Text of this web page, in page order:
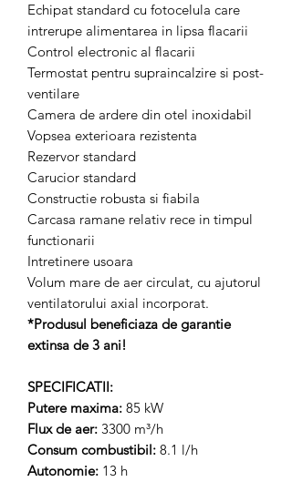
Echipat standard cu fotocelula care
intrerupe alimentarea in lipsa flacarii
Control electronic al flacarii
Termostat pentru supraincalzire si post-
ventilare
Camera de ardere din otel inoxidabil
Vopsea exterioara rezistenta
Rezervor standard
Carucior standard
Constructie robusta si fiabila
Carcasa ramane relativ rece in timpul
functionarii
Intretinere usoara
Volum mare de aer circulat, cu ajutorul
ventilatorului axial incorporat.
*Produsul beneficiaza de garantie
extinsa de 3 ani!
SPECIFICATII:
Putere maxima: 85 kW
Flux de aer: 3300 m³/h
Consum combustibil: 8.1 l/h
Autonomie: 13 h